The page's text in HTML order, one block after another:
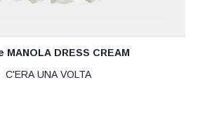
MANOLA DRESS CREAM
C'ERA UNA VOLTA